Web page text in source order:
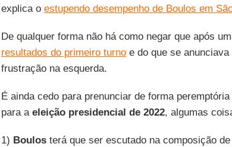
explica o estupendo desempenho de Boulos em
De qualquer forma não há como negar que após
resultados do primeiro turnoe do que se anunciava
frustração na esquerda.
É ainda cedo para prenunciar de forma
para a eleição presidencial de 2022, algumas
1) Boulosterá que ser escutado na composição